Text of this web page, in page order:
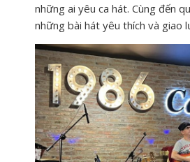
những ai yêu ca hát. Cùng đến
những bài hát yêu thích và giao